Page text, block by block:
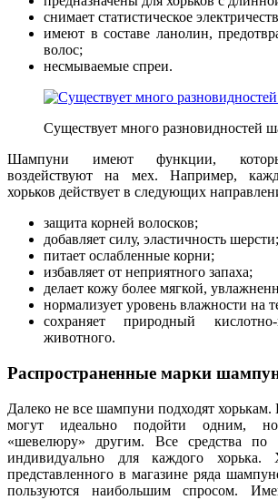
снимает статистическое
имеют в составе ланолин,
волос;
несмываемые спреи.
Существует много разновидностей
Шампуни имеют функции,
воздействуют на мех. Например,
хорьков действует в следующих
защита корней волосков;
добавляет силу, эластичность шерсти;
питает ослабленные корни;
избавляет от неприятного запаха;
делает кожу более мягкой,
нормализует уровень влажности на
сохраняет природный
животного.
Распространенные марки
Далеко не все шампуни подходят хорькам.
могут идеально подойти одним,
«шевелюру» другим. Все средства по
индивидуально для каждого хорька.
представленного в магазине ряда
пользуются наибольшим спросом.